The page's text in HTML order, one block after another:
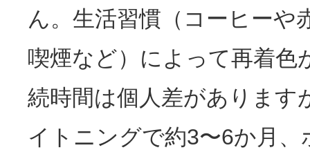
ん。生活習慣（コーヒーや
喫煙など）によって再着色
続時間は個人差があります
イトニングで約3〜6か月